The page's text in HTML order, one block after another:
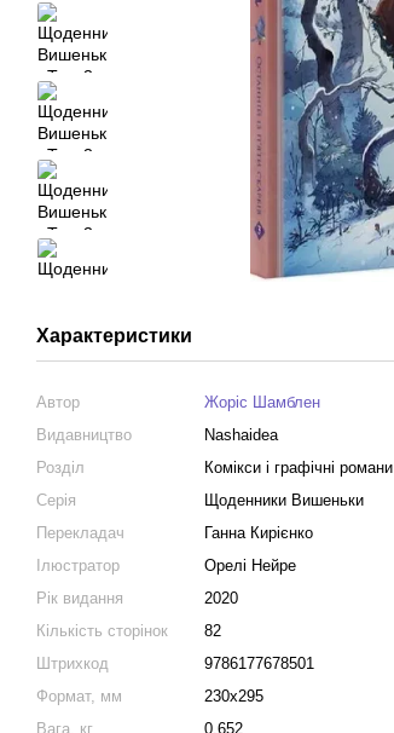
Характеристики
Автор
Жоріс Шамблен
Видавництво
Nashaidea
Розділ
Комікси і графічні романи
Серія
Щоденники Вишеньки
Перекладач
Ганна Кирієнко
Ілюстратор
Орелі Нейре
Рік видання
2020
Кількість сторінок
82
Штрихкод
9786177678501
Формат, мм
230х295
Вага, кг
0.652